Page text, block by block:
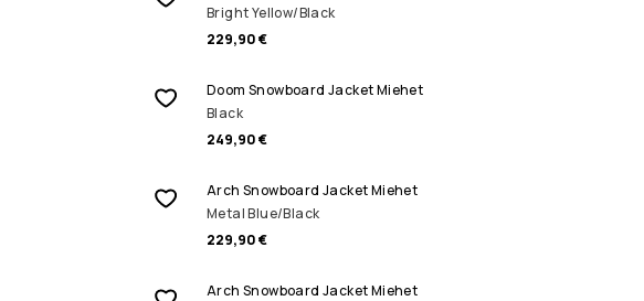
Bright Yellow/Black
229,90 €
Doom Snowboard Jacket Miehet
Black
249,90 €
Arch Snowboard Jacket Miehet
Metal Blue/Black
229,90 €
Arch Snowboard Jacket Miehet